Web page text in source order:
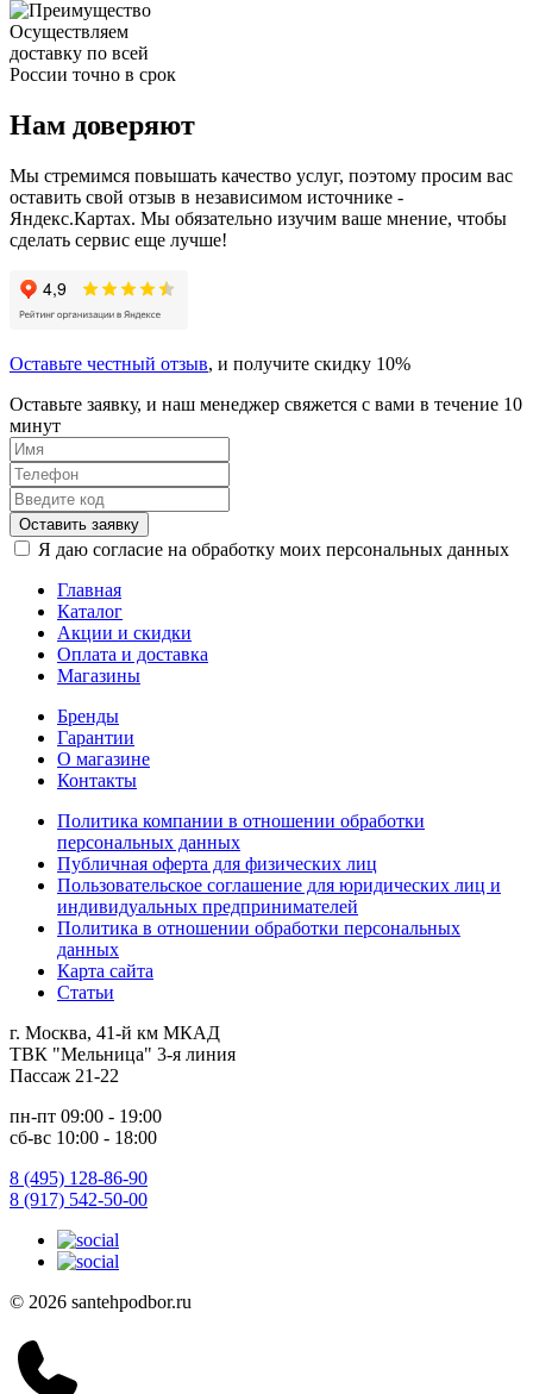
Осуществляем
доставку по всей
России точно в срок
Нам доверяют
Мы стремимся повышать качество услуг, поэтому просим вас
оставить свой отзыв в независимом источнике -
Яндекс.Картах. Мы обязательно изучим ваше мнение, чтобы
сделать сервис еще лучше!
Оставьте честный отзыв, и получите скидку 10%
Оставьте заявку, и наш менеджер свяжется с вами в течение 10
минут
Оставить заявку
Я даю согласие на обработку моих персональных данных
Главная
Каталог
Акции и скидки
Оплата и доставка
Магазины
Бренды
Гарантии
О магазине
Контакты
Политика компании в отношении обработки
персональных данных
Публичная оферта для физических лиц
Пользовательское соглашение для юридических лиц и
индивидуальных предпринимателей
Политика в отношении обработки персональных
данных
Карта сайта
Статьи
г. Москва, 41-й км МКАД
ТВК "Мельница" 3-я линия
Пассаж 21-22
пн-пт 09:00 - 19:00
сб-вс 10:00 - 18:00
8 (495) 128-86-90
8 (917) 542-50-00
© 2026 santehpodbor.ru